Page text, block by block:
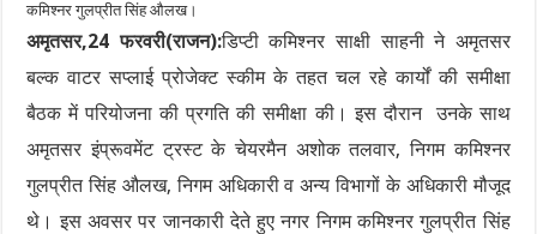
कमिश्नर गुलप्रीत सिंह औलख।
अमृतसर,24 फरवरी(राजन):डिप्टी कमिश्नर साक्षी साहनी ने अमृतसर
बल्क वाटर सप्लाई प्रोजेक्ट स्कीम के तहत चल रहे कार्यों की समीक्षा
बैठक में परियोजना की प्रगति की समीक्षा की। इस दौरान उनके साथ
अमृतसर इंप्रूवमेंट ट्रस्ट के चेयरमैन अशोक तलवार, निगम कमिश्नर
गुलप्रीत सिंह औलख, निगम अधिकारी व अन्य विभागों के अधिकारी मौजूद
थे। इस अवसर पर जानकारी देते हुए नगर निगम कमिश्नर गुलप्रीत सिंह